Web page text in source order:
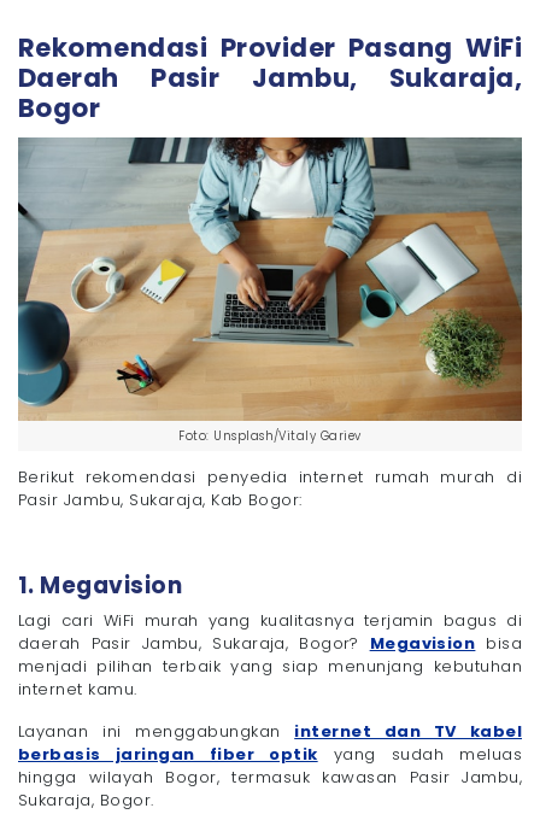
Rekomendasi Provider Pasang WiFi
Daerah Pasir Jambu, Sukaraja,
Bogor
Foto: Unsplash/Vitaly Gariev
Berikut rekomendasi penyedia internet rumah murah di
Pasir Jambu, Sukaraja, Kab Bogor:
1. Megavision
Lagi cari WiFi murah yang kualitasnya terjamin bagus di
daerah Pasir Jambu, Sukaraja, Bogor? Megavision bisa
menjadi pilihan terbaik yang siap menunjang kebutuhan
internet kamu.
Layanan ini menggabungkan internet dan TV kabel
berbasis jaringan fiber optik yang sudah meluas
hingga wilayah Bogor, termasuk kawasan Pasir Jambu,
Sukaraja, Bogor.